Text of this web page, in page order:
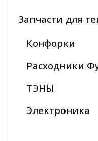
Запчасти для
Конфорки
Расходники
ТЭНЫ
Электроника